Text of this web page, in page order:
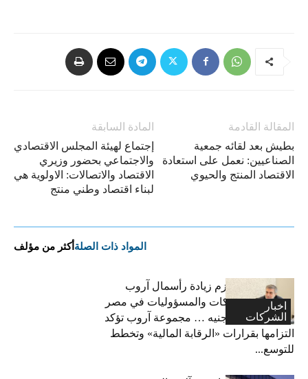
المادة السابقة
إجتماع لهيئة المجلس الاقتصادي
والاجتماعي بحضور وزيري
الاقتصاد والاتصالات: الاولوية هي
لبناء اقتصاد وطني منتج
المقالة القادمة
بطيش بعد لقائه جمعية
الصناعيين: نعمل على استعادة ​
الاقتصاد​ المنتج والحيوي
المواد ذات الصلةأكثر من مؤلف
اخبار
الشركات
فاتح بكداش:نعتزم زيادة رأسمال آروب
لتأمينات الممتلكات والمسؤوليات في مصر
إلى 600 مليون جنيه … مجموعة آروب تؤكد
التزامها بقرارات «الرقابة المالية» وتخطط
للتوسع...